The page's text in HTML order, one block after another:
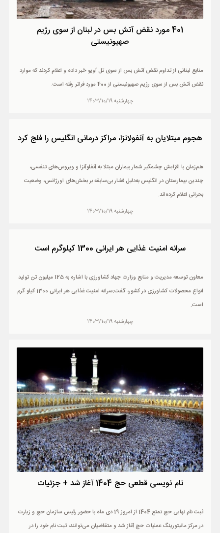
401 مورد نقض آتش بس در لبنان از سوی رژیم
صهیونیستی
منابع لبنانی از تداوم نقض آتش بس از سوی تل آویو خبر داده و اعلام کردند که موارد
نقض آتش بس از سوی رژیم صهیونیستی از 400 مورد فراتر رفته است.
چهارشنبه 1403/10/19
هجوم مبتلایان به آنفولانزا، مراکز درمانی انگلیس را فلج کرد
هم‌زمان با افزایش چشمگیر شمار بیماران مبتلا به آنفلوآنزا و ویروس‌های تنفسی،
چندین بیمارستان در انگلیس به‌دلیل فشار بی‌سابقه بر بخش‌های اورژانس، وضعیت
بحرانی اعلام کرده‌اند.
چهارشنبه 1403/10/19
سرانه امنیت غذایی هر ایرانی 1300 کیلوگرم است
معاون توسعه مدیریت و منابع وزارت جهاد کشاورزی با اشاره به 125 میلیون تن تولید
انواع محصولات کشاورزی در کشور، گفت:سرانه امنیت غذایی هر ایرانی 1300 کیلو گرم
است.
چهارشنبه 1403/10/19
نام نویسی قطعی حج 1404 آغاز شد + جزئیات
ثبت نام نهایی حج تمتع 1404 از امروز 19 دی ماه با حضور رئیس سازمان حج و زیارت
در مرکز مانیتورینگ عملیات حج آغاز شد و متقاضیان می‌توانند، ثبت نام خود را در